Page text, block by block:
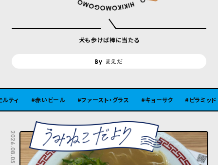
犬も歩けば棒に当たる
まえだ
赤いビール ファースト・グラス キョーサク ピラミッド 古
2026.08.05